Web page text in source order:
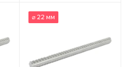
⌀ 22 мм